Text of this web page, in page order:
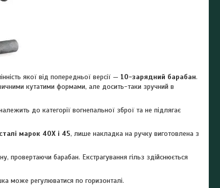
якої від попередньої версії — 10-зарядний барабан.
кутатими формами, але досить-таки зручний в
до категорії вогнепальної зброї та не підлягає
марок 40Х і 45, лише накладка на ручку виготовлена з
провертаючи барабан. Екстрагування гільз здійснюється
може регулюватися по горизонталі.